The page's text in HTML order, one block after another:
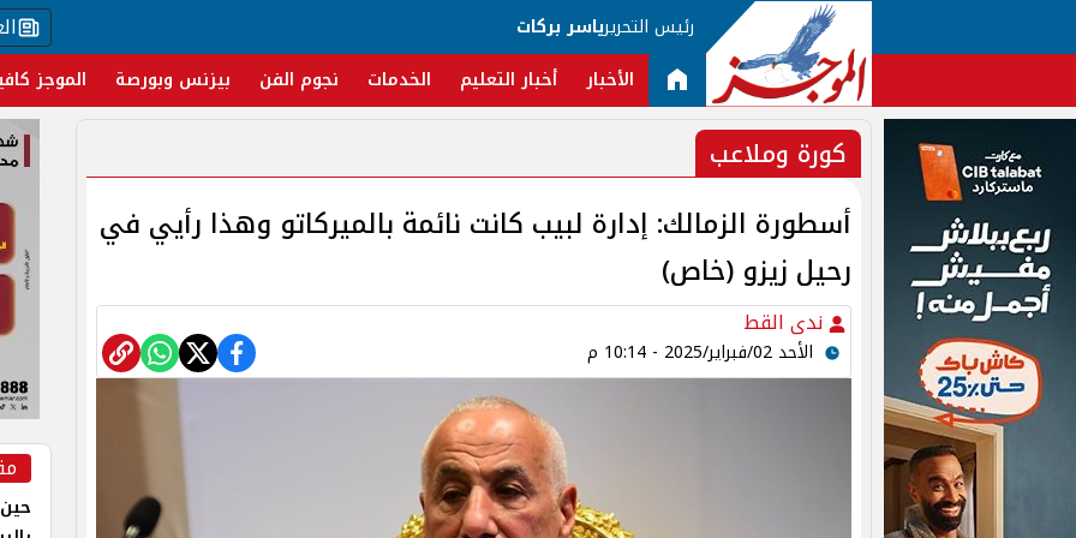
رئيس التحريرياسر بركات
الأخبار أخبار التعليم الخدمات نجوم الفن بيزنس وبورصة الموجز
كورة وملاعب
أسطورة الزمالك: إدارة لبيب كانت نائمة بالميركاتو وهذا رأيي في
رحيل زيزو (خاص)
ندى القط
الأحد 02/فبراير/2025 - 10:14 م